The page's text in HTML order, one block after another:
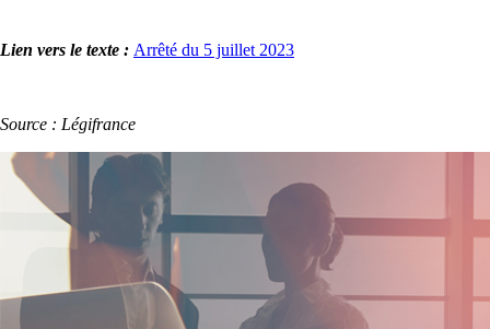
Lien vers le texte : Arrêté du 5 juillet 2023
Source : Légifrance